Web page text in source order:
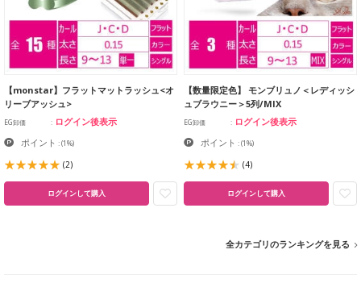
【monstar】フラットマットラッシュ<オ
リーブアッシュ>
EG卸価 ログイン後表示
ポイント :(1%)
(2)
ログインして購入
【数量限定色】 モンブリュノ＜レディッシ
ュブラウニー＞5列/MIX
EG卸価 ログイン後表示
ポイント :(1%)
(4)
ログインして購入
全カテゴリのランキングを見る